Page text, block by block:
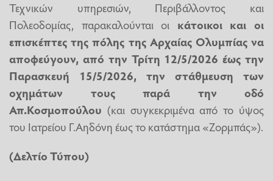
Τεχνικών υπηρεσιών, Περιβάλλοντος και
Πολεοδομίας, παρακαλούνται οι κάτοικοι και οι
επισκέπτες της πόλης της Αρχαίας Ολυμπίας να
αποφεύγουν, από την Τρίτη 12/5/2026 έως την
Παρασκευή 15/5/2026, την στάθμευση των
οχημάτων τους παρά την οδό
Απ.Κοσμοπούλου (και συγκεκριμένα από το ύψος
του Ιατρείου Γ.Αηδόνη έως το κατάστημα «Ζορμπάς»).
(Δελτίο Τύπου)